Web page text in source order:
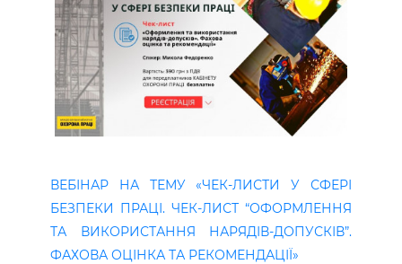
ВЕБІНАР НА ТЕМУ «ЧЕК-ЛИСТИ У СФЕРІ
БЕЗПЕКИ ПРАЦІ. ЧЕК-ЛИСТ “ОФОРМЛЕННЯ
ТА ВИКОРИСТАННЯ НАРЯДІВ-ДОПУСКІВ”.
ФАХОВА ОЦІНКА ТА РЕКОМЕНДАЦІЇ»